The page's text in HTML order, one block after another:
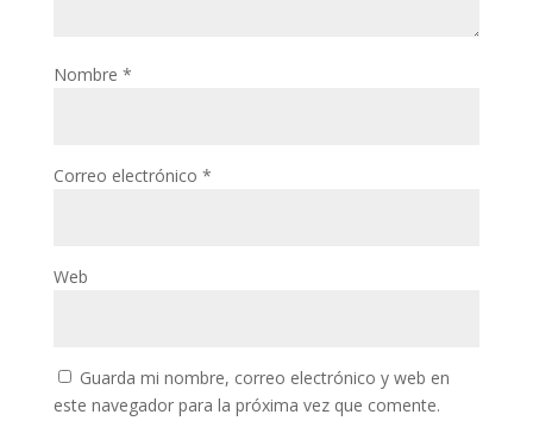
Nombre *
Correo electrónico *
Web
Guarda mi nombre, correo electrónico y web en
este navegador para la próxima vez que comente.